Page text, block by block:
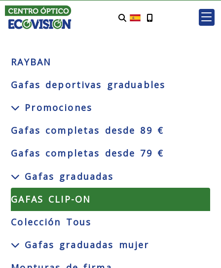
RAYBAN
Gafas deportivas graduables
Promociones
Gafas completas desde 89 €
Gafas completas desde 79 €
Gafas graduadas
GAFAS CLIP-ON
Colección Tous
Gafas graduadas mujer